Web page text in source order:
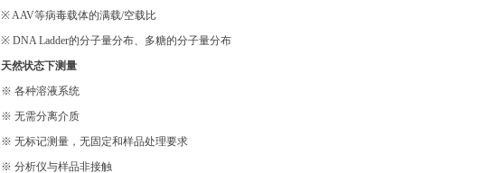
※ AAV等病毒载体的满载/空载比
※ DNA Ladder的分子量分布、多糖的分子量分布
天然状态下测量
※ 各种溶液系统
※ 无需分离介质
※ 无标记测量，无固定和样品处理要求
※ 分析仪与样品非接触